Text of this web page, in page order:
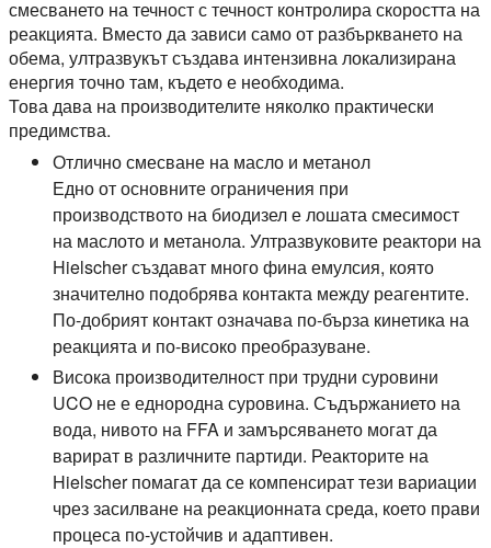
смесването на течност с течност контролира скоростта на
реакцията. Вместо да зависи само от разбъркването на
обема, ултразвукът създава интензивна локализирана
енергия точно там, където е необходима.
Това дава на производителите няколко практически
предимства.
Отлично смесване на масло и метанол
Едно от основните ограничения при
производството на биодизел е лошата смесимост
на маслото и метанола. Ултразвуковите реактори на
Hielscher създават много фина емулсия, която
значително подобрява контакта между реагентите.
По-добрият контакт означава по-бърза кинетика на
реакцията и по-високо преобразуване.
Висока производителност при трудни суровини
UCO не е еднородна суровина. Съдържанието на
вода, нивото на FFA и замърсяването могат да
варират в различните партиди. Реакторите на
Hielscher помагат да се компенсират тези вариации
чрез засилване на реакционната среда, което прави
процеса по-устойчив и адаптивен.